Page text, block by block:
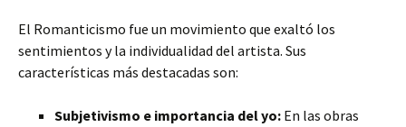
El Romanticismo fue un movimiento que exaltó los
sentimientos y la individualidad del artista. Sus
características más destacadas son:
Subjetivismo e importancia del yo: En las obras